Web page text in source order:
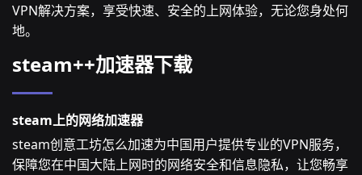
VPN解决方案，享受快速、安全的上网体验，无论您身处何
地。
steam++加速器下载
steam上的网络加速器
steam创意工坊怎么加速为中国用户提供专业的VPN服务，
保障您在中国大陆上网时的网络安全和信息隐私，让您畅享